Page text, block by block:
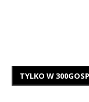
TYLKO W